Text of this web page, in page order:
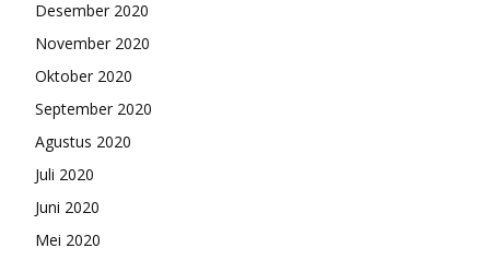
Desember 2020
November 2020
Oktober 2020
September 2020
Agustus 2020
Juli 2020
Juni 2020
Mei 2020